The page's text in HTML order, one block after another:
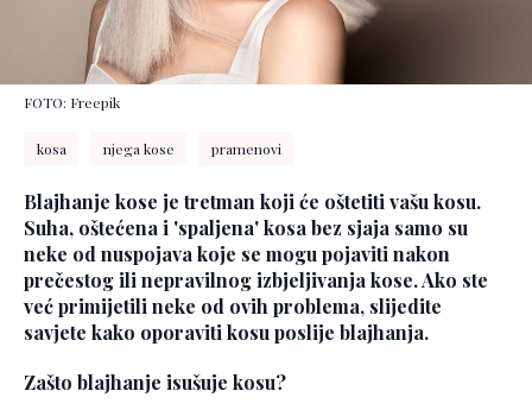
FOTO: Freepik
kosa njega kose pramenovi
Blajhanje kose je tretman koji će oštetiti vašu kosu.
Suha, oštećena i 'spaljena' kosa bez sjaja samo su
neke od nuspojava koje se mogu pojaviti nakon
prečestog ili nepravilnog izbjeljivanja kose. Ako ste
već primijetili neke od ovih problema, slijedite
savjete kako oporaviti kosu poslije blajhanja.
Zašto blajhanje isušuje kosu?